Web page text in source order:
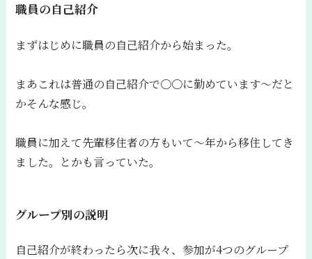
職員の自己紹介
まずはじめに職員の自己紹介から始まった。
まあこれは普通の自己紹介で〇〇に勤めています〜だと
かそんな感じ。
職員に加えて先輩移住者の方もいて〜年から移住してき
ました。とかも言っていた。
グループ別の説明
自己紹介が終わったら次に我々、参加が4つのグループ